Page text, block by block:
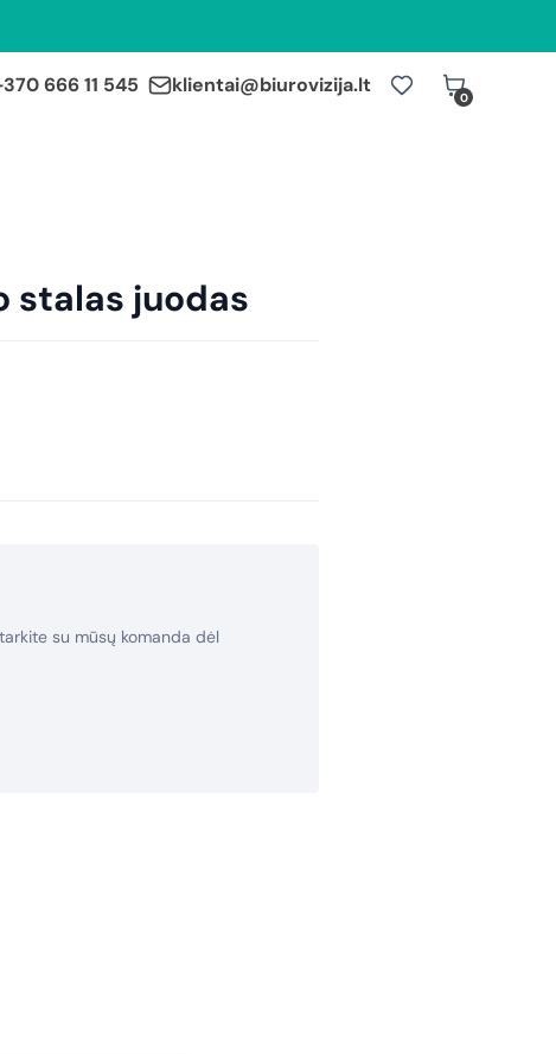
666 11 545 klientai@biurovizija.lt 0
stalas juodas
su mūsų komanda dėl